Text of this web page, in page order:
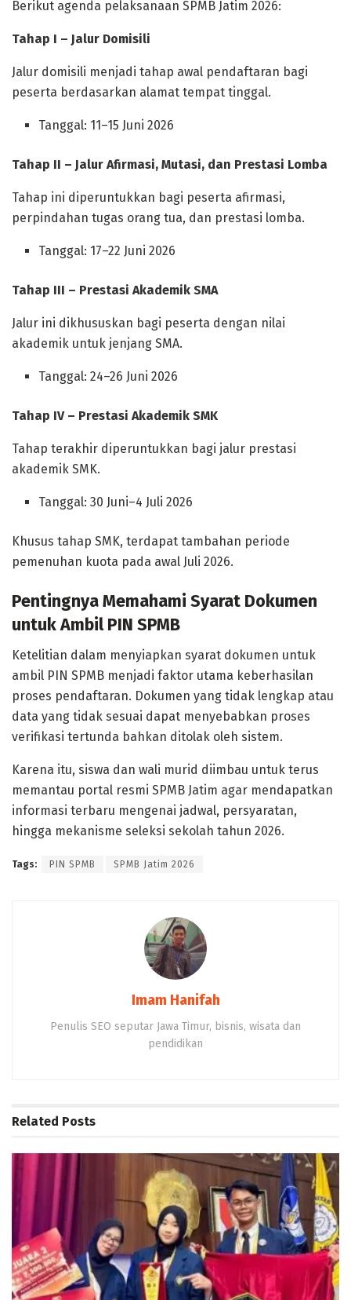
Berikut agenda pelaksanaan SPMB Jatim 2026:
Tahap I – Jalur Domisili
Jalur domisili menjadi tahap awal pendaftaran bagi
peserta berdasarkan alamat tempat tinggal.
Tanggal: 11–15 Juni 2026
Tahap II – Jalur Afirmasi, Mutasi, dan Prestasi Lomba
Tahap ini diperuntukkan bagi peserta afirmasi,
perpindahan tugas orang tua, dan prestasi lomba.
Tanggal: 17–22 Juni 2026
Tahap III – Prestasi Akademik SMA
Jalur ini dikhususkan bagi peserta dengan nilai
akademik untuk jenjang SMA.
Tanggal: 24–26 Juni 2026
Tahap IV – Prestasi Akademik SMK
Tahap terakhir diperuntukkan bagi jalur prestasi
akademik SMK.
Tanggal: 30 Juni–4 Juli 2026
Khusus tahap SMK, terdapat tambahan periode
pemenuhan kuota pada awal Juli 2026.
Pentingnya Memahami Syarat Dokumen
untuk Ambil PIN SPMB
Ketelitian dalam menyiapkan syarat dokumen untuk
ambil PIN SPMB menjadi faktor utama keberhasilan
proses pendaftaran. Dokumen yang tidak lengkap atau
data yang tidak sesuai dapat menyebabkan proses
verifikasi tertunda bahkan ditolak oleh sistem.
Karena itu, siswa dan wali murid diimbau untuk terus
memantau portal resmi SPMB Jatim agar mendapatkan
informasi terbaru mengenai jadwal, persyaratan,
hingga mekanisme seleksi sekolah tahun 2026.
Tags: PIN SPMB SPMB Jatim 2026
Imam Hanifah
Penulis SEO seputar Jawa Timur, bisnis, wisata dan
pendidikan
Related Posts